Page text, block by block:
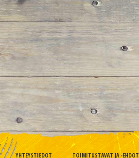
YHTEYSTIEDOT TOIMITUSTAVAT JA -EHDOT